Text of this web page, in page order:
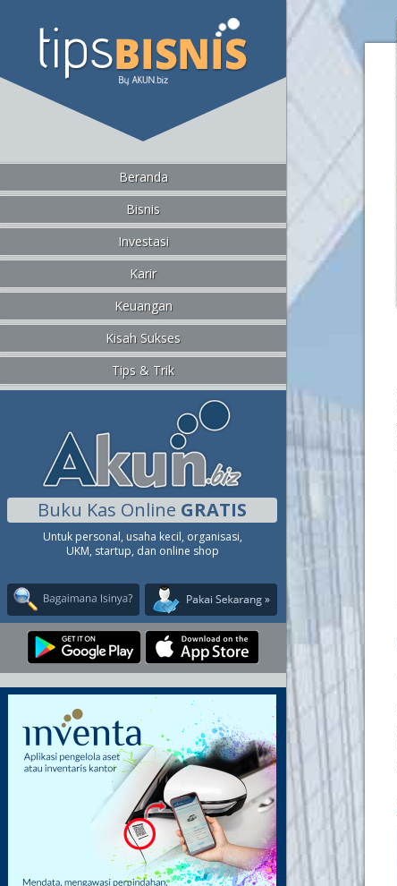
Beranda
Bisnis
Investasi
Karir
Keuangan
Kisah Sukses
Tips & Trik
Buku Kas Online GRATIS
Untuk personal, usaha kecil, organisasi,
UKM, startup, dan online shop